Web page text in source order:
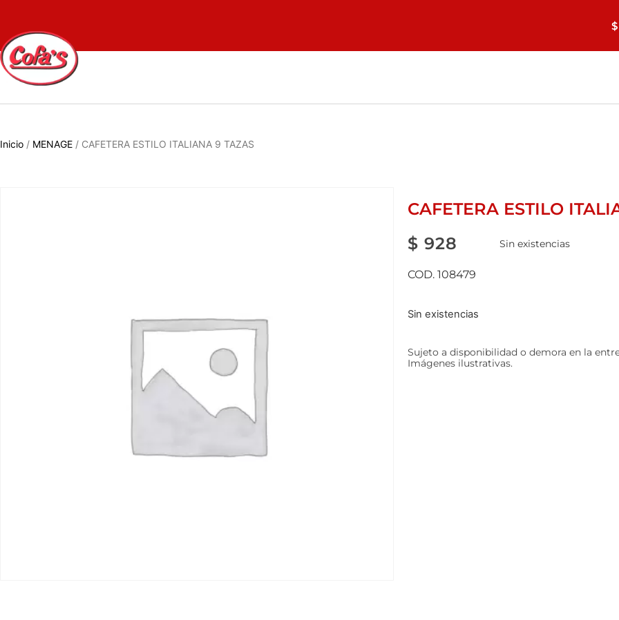
$
Inicio / MENAGE / CAFETERA ESTILO ITALIANA 9 TAZAS
CAFETERA ESTILO
$ 928 Sin existencias
COD. 108479
Sin existencias
Sujeto a disponibilidad o demora en la
Imágenes ilustrativas.